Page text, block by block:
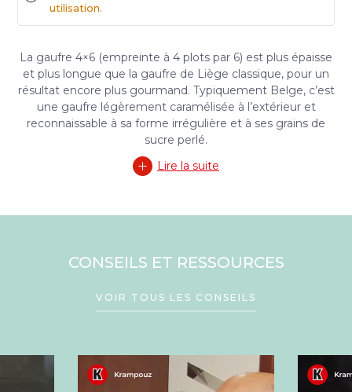
utilisation.
La gaufre 4×6 (empreinte à 4 plots par 6) est plus épaisse
et plus longue que la gaufre de Liège classique, pour un
résultat encore plus gourmand. Typiquement Belge, c’est
une gaufre légèrement caramélisée à l’extérieur et
reconnaissable à sa forme irrégulière et à ses grains de
sucre perlé.
Lire la suite
CONSEILS ET RESSOURCES
VOIR TOUS LES CONSEILS